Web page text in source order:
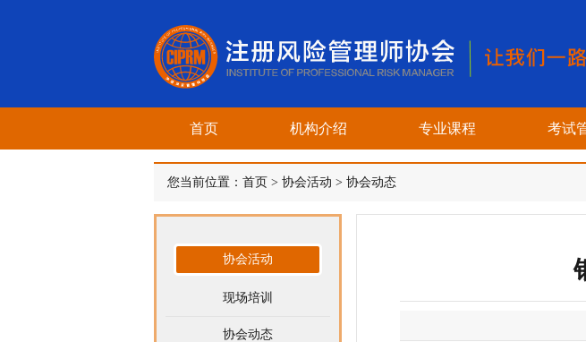
首页 机构介绍 专业课程 考试
您当前位置： 首页 > 协会活动 > 协会动态
协会活动
现场培训
协会动态